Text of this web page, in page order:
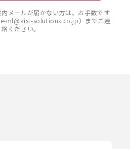
メールが届かない方は、お手数です
ml@aist-solutions.co.jp）までご連
絡ください。